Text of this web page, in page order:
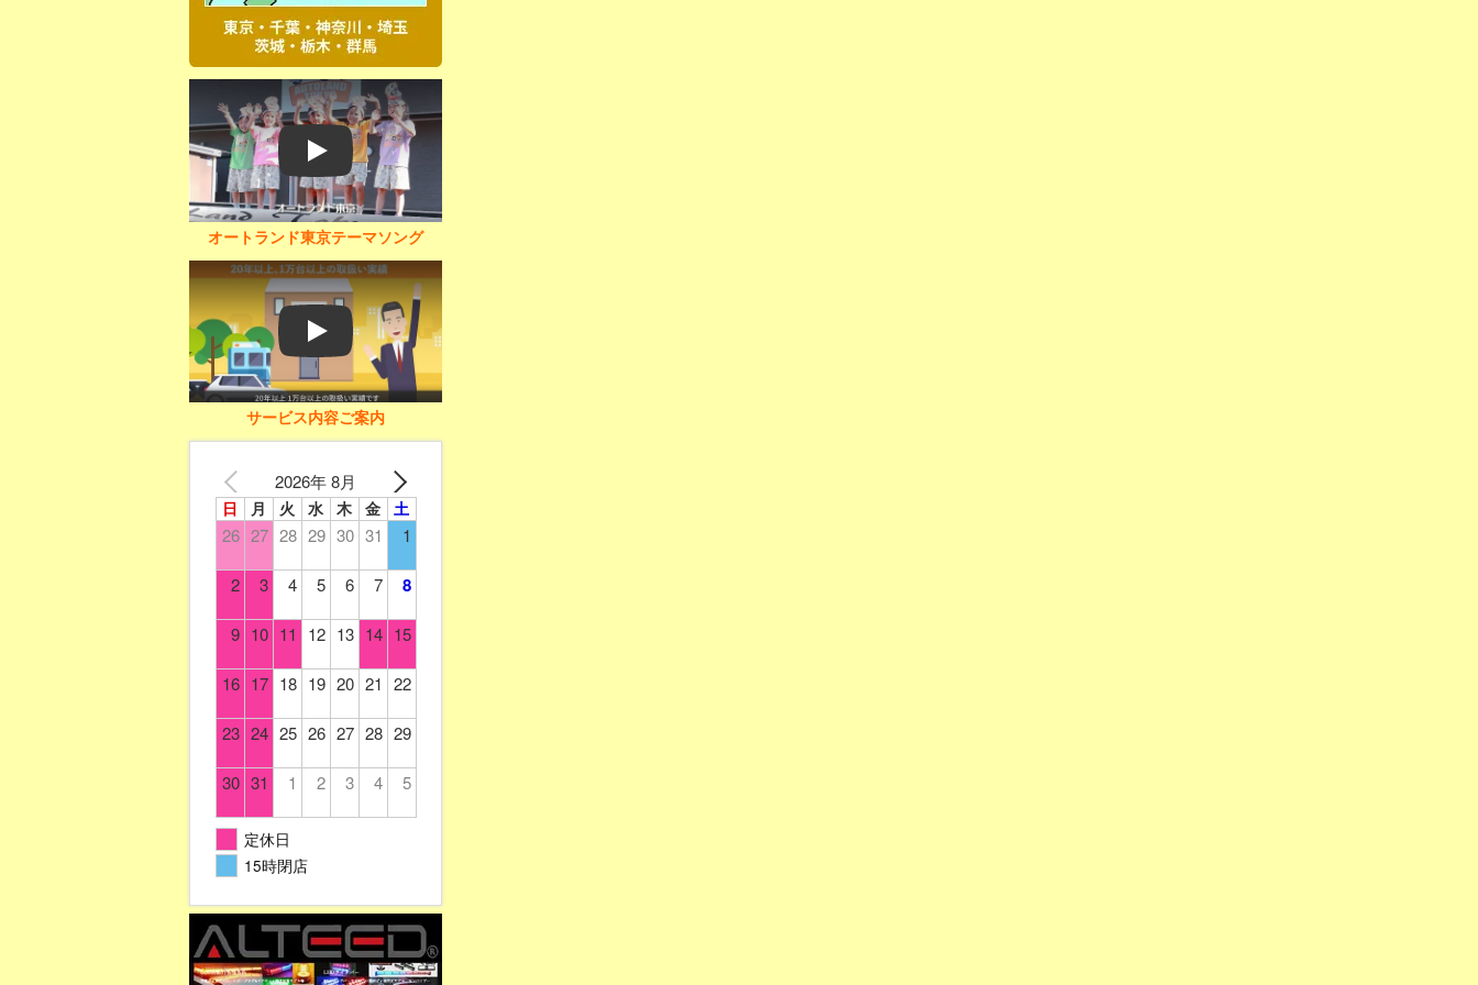
Play
オートランド東京テーマソング
Play
サービス内容ご案内
2026年 8月
日 月 火 水 木 金 土
26 27 28 29 30 31 1
2 3 4 5 6 7 8
9 10 11 12 13 14 15
16 17 18 19 20 21 22
23 24 25 26 27 28 29
30 31 1 2 3 4 5
定休日
15時閉店